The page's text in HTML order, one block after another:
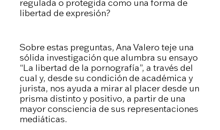
regulada o protegida como una forma de
libertad de expresión?
Sobre estas preguntas, Ana Valero teje una
sólida investigación que alumbra su ensayo
“La libertad de la pornografía”, a través del
cual y, desde su condición de académica y
jurista, nos ayuda a mirar al placer desde un
prisma distinto y positivo, a partir de una
mayor consciencia de sus representaciones
mediáticas.